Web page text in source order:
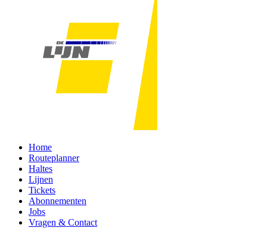
Home
Routeplanner
Haltes
Lijnen
Tickets
Abonnementen
Jobs
Vragen & Contact